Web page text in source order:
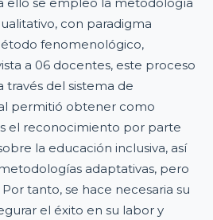
con paradigma
fenomenológico,
a 06 docentes, este proceso
través del sistema de
permitió obtener como
el reconocimiento por parte
la educación inclusiva, así
adaptativas, pero
tanto, se hace necesaria su
el éxito en su labor y